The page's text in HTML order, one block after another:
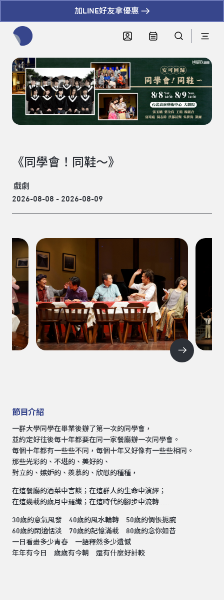
加LINE好友拿優惠
《同學會！同鞋～》
戲劇
2026-08-08 - 2026-08-09
節目介紹
一群大學同學在畢業後辦了第一次的同學會，
並約定好往後每十年都要在同一家餐廳辦一次同學會。
每個十年都有一些些不同，每個十年又好像有一些些相同。
那些光彩的、不堪的、美好的、
對立的、嫉妒的、羨慕的、欣慰的種種，
在這餐廳的酒菜中言談；在這群人的生命中演繹；
在這幾載的歲月中羅織；在這時代的腳步中流轉……
30歲的意氣風發 40歲的風水輪轉 50歲的惆悵扼腕
60歲的閑適恬淡 70歲的記憶滿載 80歲的念你如昔
一日看盡多少青春 一語釋然多少遺憾
年年有今日 歲歲有今朝 還有什麼好計較